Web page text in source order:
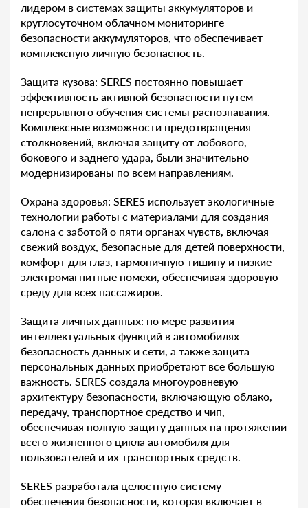
лидером в системах защиты аккумуляторов и
круглосуточном облачном мониторинге
безопасности аккумуляторов, что обеспечивает
комплексную личную безопасность.
Защита кузова: SERES постоянно повышает
эффективность активной безопасности путем
непрерывного обучения системы распознавания.
Комплексные возможности предотвращения
столкновений, включая защиту от лобового,
бокового и заднего удара, были значительно
модернизированы по всем направлениям.
Охрана здоровья: SERES использует экологичные
технологии работы с материалами для создания
салона с заботой о пяти органах чувств, включая
свежий воздух, безопасные для детей поверхности,
комфорт для глаз, гармоничную тишину и низкие
электромагнитные помехи, обеспечивая здоровую
среду для всех пассажиров.
Защита личных данных: по мере развития
интеллектуальных функций в автомобилях
безопасность данных и сети, а также защита
персональных данных приобретают все большую
важность. SERES создала многоуровневую
архитектуру безопасности, включающую облако,
передачу, транспортное средство и чип,
обеспечивая полную защиту данных на протяжении
всего жизненного цикла автомобиля для
пользователей и их транспортных средств.
SERES разработала целостную систему
обеспечения безопасности, которая включает в